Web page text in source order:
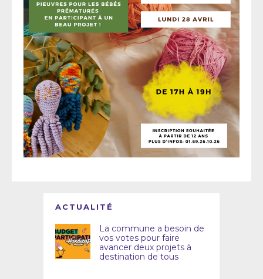
ACTUALITÉ
La commune a besoin de
vos votes pour faire
avancer deux projets à
destination de tous